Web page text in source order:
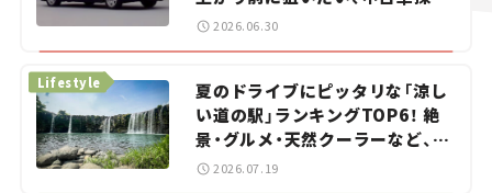
をお手伝い――ちょっとイケてるマ
2026.06.30
夏のドライブにピッタリな「涼し
い道の駅」ランキングTOP6！ 絶
景・グルメ・天然クーラーなど、避
暑におすすめのスポットを紹介
Lifestyle
2026.07.19